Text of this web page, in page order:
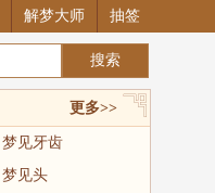
解梦大师 抽签
更多>>
梦见牙齿
梦见头